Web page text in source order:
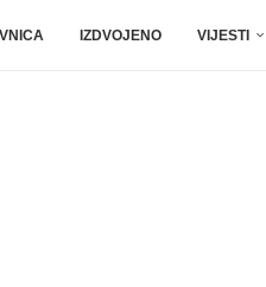
IZDVOJENO VIJESTI